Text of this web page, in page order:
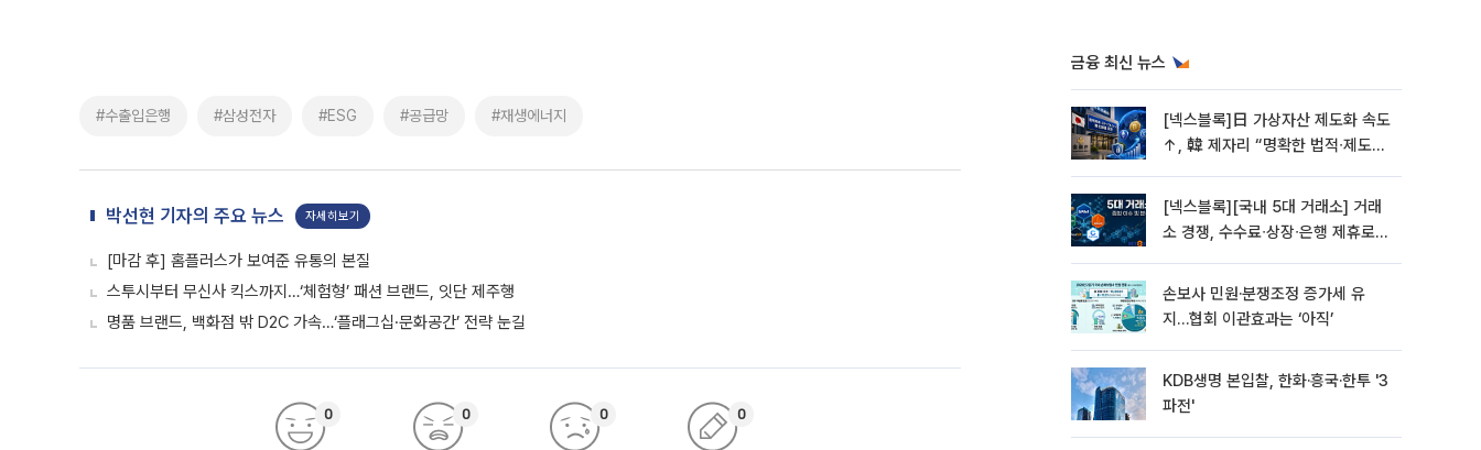
#수출입은행 #삼성전자 #ESG #공급망 #재생에너지
박선현 기자의 주요 뉴스 자세히보기
[마감 후] 홈플러스가 보여준 유통의 본질
스투시부터 무신사 킥스까지…‘체험형’ 패션 브랜드, 잇단 제주행
명품 브랜드, 백화점 밖 D2C 가속…‘플래그십·문화공간’ 전략 눈길
0 0 0 0
금융 최신 뉴스
[넥스블록]日 가상자산 제도화 속도
↑, 韓 제자리 “명확한 법적∙제도적
[넥스블록][국내 5대 거래소] 거래
소 경쟁, 수수료∙상장∙은행 제휴로
손보사 민원·분쟁조정 증가세 유
지…협회 이관효과는 ‘아직’
KDB생명 본입찰, 한화·흥국·한투 '3
파전'